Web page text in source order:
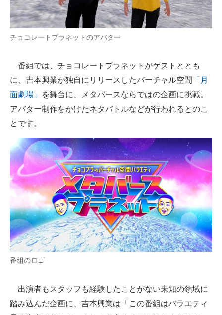
企業ITのトレンドを詳説
経営リーダーのコミュニティ
企業向けIT製品の総合サイト
製造業のIT導入・活用を支援
モノづくり技術者専門サイト
エレクトロニクス専門サイト
電子設計の基本と応用
エネルギーの専門メディア
建設×テクノロジーの最前線
ちょっと気になるネットの話題
チョコレートプラネットのアバター
番組では、チョコレートプラネットがゲストととも
に、吉本興業が独自にリリースしたバーチャル空間
「月
面劇場」
を舞台に、メタバースならではの企画に挑戦。
アバター制作をかけたネタバトルなどが行われるとのこ
とです。
番組のロゴ
出演者もスタッフも経験したことがない未知の領域に
踏み込んだ企画に、吉本興業は「この番組はバラエティ